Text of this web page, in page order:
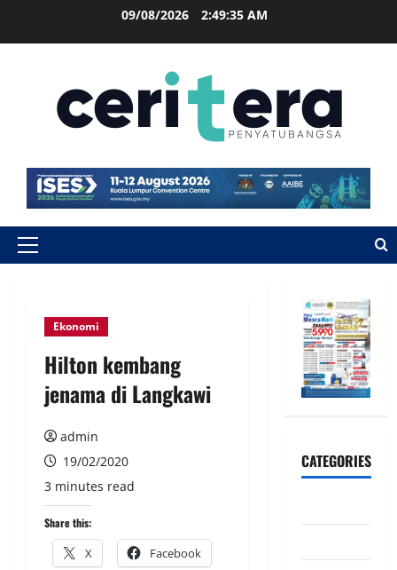
09/08/2026 2:49:36 AM
Ekonomi
Hilton kembang
jenama di Langkawi
admin
19/02/2020
3 minutes read
Share this:
X Facebook
CATEGORIES